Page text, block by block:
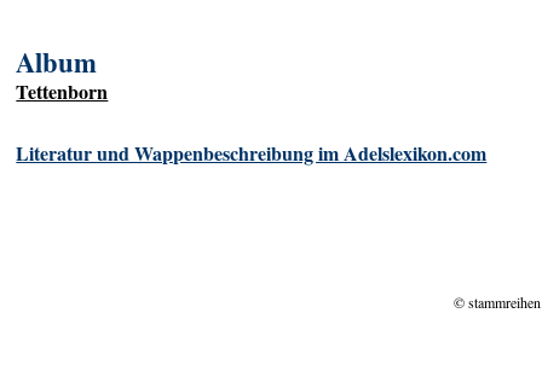
Album
Tettenborn
Literatur und Wappenbeschreibung im Adelslexikon.com
©